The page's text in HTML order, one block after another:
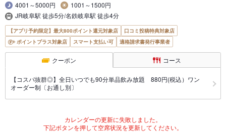
4001～5000円
1001～1500円
JR岐阜駅 徒歩5分/名鉄岐阜駅 徒歩4分
【アプリ予約限定】最大800ポイント還元対象店
口コミ投稿特典対象店
ポイントプラス対象店
スマート支払い可 適格請求書発行事業者
クーポン コース
【コスパ抜群◎】全日いつでも90分単品飲み放題 880円(税込）ワン
オーダー制〔お通し別〕
カレンダーの更新に失敗しました。
下記ボタンを押して空席状況を更新してください。